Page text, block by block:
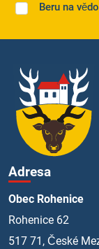
Beru na
Adresa
Obec Rohenice
Rohenice 62
517 71, České